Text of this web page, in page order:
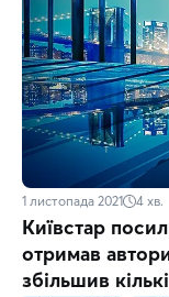
1 листопада 2021 4 хв.
Київстар
отримав
збільшив